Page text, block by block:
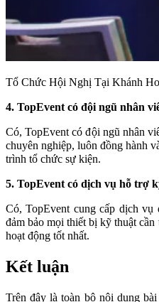
Tổ Chức Hội Nghị Tại Khánh
4. TopEvent có đội ngũ nhân
Có, TopEvent có đội ngũ nhân
chuyên nghiệp, luôn đồng hành
trình tổ chức sự kiện.
5. TopEvent có dịch vụ hỗ trợ
Có, TopEvent cung cấp dịch
đảm bảo mọi thiết bị kỹ thuật
hoạt động tốt nhất.
Kết luận
Trên đây là toàn bộ nội dung